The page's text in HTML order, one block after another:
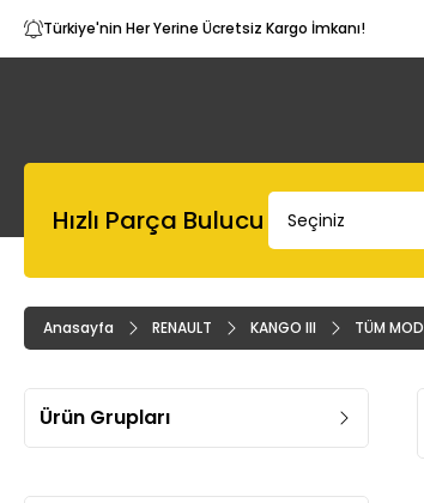
Türkiye'nin Her Yerine Ücretsiz Kargo İmkanı!
Hızlı Parça Bulucu
Anasayfa RENAULT KANGO III TÜM
Ürün Grupları